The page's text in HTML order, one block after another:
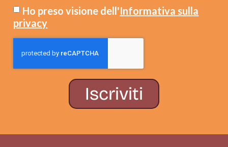
Ho preso visione dell'Informativa sulla
privacy
Iscriviti